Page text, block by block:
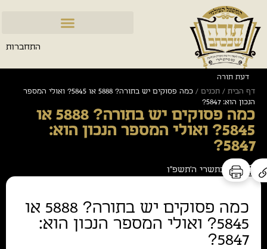
התחברות
דעת תורה
דף הבית / תכנים /
כמה פסוקים יש בתורה? 5888 או 5845? ואולי המספר
הנכון הוא: 5847?
כמה פסוקים יש בתורה? 5888 או
5845? ואולי המספר הנכון הוא:
5847?
י״ג בתשרי ה׳תשפ״ו
כמה פסוקים יש בתורה? 5888 או
5845? ואולי המספר הנכון הוא:
5847?